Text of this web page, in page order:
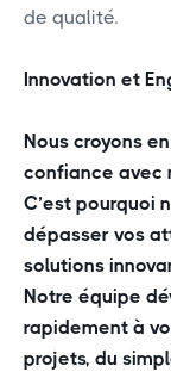
de qualité.
Innovation et
Nous croyons
confiance avec
C’est pourquoi
dépasser vos
solutions
Notre équipe
rapidement à
projets, du